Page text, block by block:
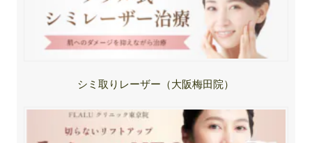
シミ取りレーザー（大阪梅田院）